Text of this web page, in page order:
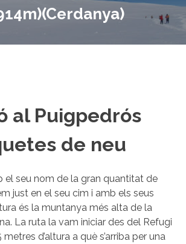
al Puigpedrós
de neu
el seu nom de la gran quantitat de
just en el seu cim i amb els seus
és la muntanya més alta de la
La ruta la vam iniciar des del Refugi
metres d’altura a què s’arriba per una